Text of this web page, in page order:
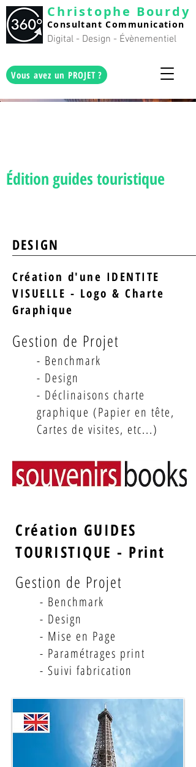
Christophe Bourdy
Consultant Communication
Digital - Design - Évènementiel
Vous avez un PROJET ?
Édition guides touristique
DESIGN
Création d'une IDENTITE
VISUELLE - Logo & Charte
Graphique
Gestion de Projet
- Benchmark
- Design
- Déclinaisons charte
graphique (Papier en tête,
Cartes de visites, etc...)
Création GUIDES
TOURISTIQUE - Print
Gestion de Projet
- Benchmark
- Design
- Mise en Page
- Paramétrages print
- Suivi fabrication